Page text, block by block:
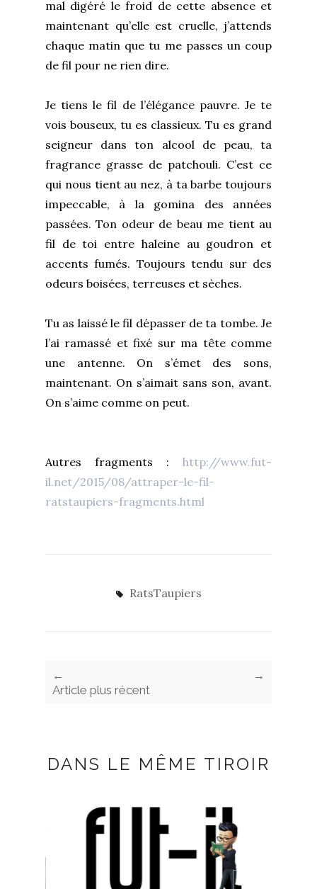
mal digéré le froid de cette absence et
maintenant qu’elle est cruelle, j’attends
chaque matin que tu me passes un coup
de fil pour ne rien dire.
Je tiens le fil de l’élégance pauvre. Je te
vois bouseux, tu es classieux. Tu es grand
seigneur dans ton alcool de peau, ta
fragrance grasse de patchouli. C’est ce
qui nous tient au nez, à ta barbe toujours
impeccable, à la gomina des années
passées. Ton odeur de beau me tient au
fil de toi entre haleine au goudron et
accents fumés. Toujours tendu sur des
odeurs boisées, terreuses et sèches.
Tu as laissé le fil dépasser de ta tombe. Je
l’ai ramassé et fixé sur ma tête comme
une antenne. On s’émet des sons,
maintenant. On s’aimait sans son, avant.
On s’aime comme on peut.
Autres fragments : http://www.fut-
il.net/2015/08/attraper-le-fil-
ratstaupiers-fragments.html
RatsTaupiers
←
Article plus récent
→
DANS LE MÊME TIROIR